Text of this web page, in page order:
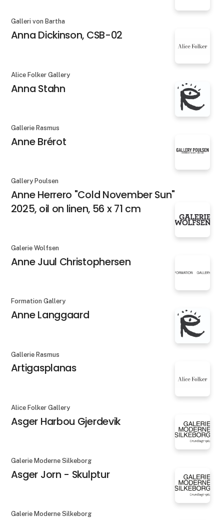
Galleri von Bartha
Anna Dickinson, CSB-02
Alice Folker Gallery
Anna Stahn
Gallerie Rasmus
Anne Brérot
Gallery Poulsen
Anne Herrero "Cold November Sun"
2025, oil on linen, 56 x 71 cm
Galerie Wolfsen
Anne Juul Christophersen
Formation Gallery
Anne Langgaard
Gallerie Rasmus
Artigasplanas
Alice Folker Gallery
Asger Harbou Gjerdevik
Galerie Moderne Silkeborg
Asger Jorn - Skulptur
Galerie Moderne Silkeborg